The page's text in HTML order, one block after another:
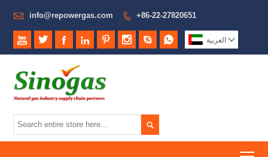
 info@repowergas.com  +86-22-27820651
        العربية 
